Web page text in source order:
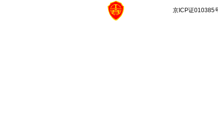
京ICP证010385